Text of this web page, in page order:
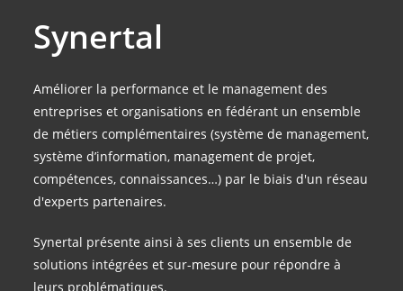
Synertal
Améliorer la performance et le management des
entreprises et organisations en fédérant un ensemble
de métiers complémentaires (système de management,
système d’information, management de projet,
compétences, connaissances…) par le biais d'un réseau
d'experts partenaires.
Synertal présente ainsi à ses clients un ensemble de
solutions intégrées et sur-mesure pour répondre à
leurs problématiques.